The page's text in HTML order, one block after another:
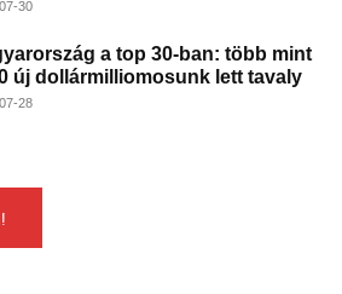
30
a top 30-ban: több mint
új dollármilliomosunk lett tavaly
28